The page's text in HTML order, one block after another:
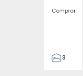
Comprar
3